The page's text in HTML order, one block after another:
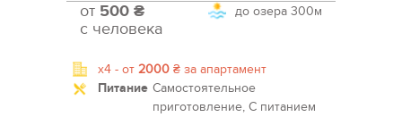
до озера 300м
от 500 ₴
с человека
x4 - от 2000 ₴ за апартамент
Питание Самостоятельное
приготовление, С питанием